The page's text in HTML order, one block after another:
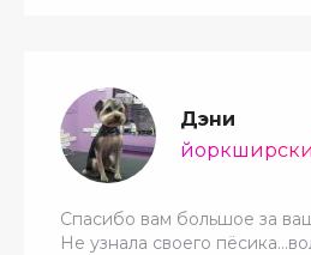
Дэни
Спасибо вам большое за
Не узнала своего